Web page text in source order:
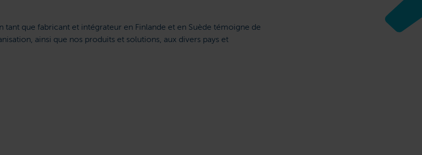
tant que fabricant et intégrateur en Finlande et en Suède témoigne de
ainsi que nos produits et solutions, aux divers pays et